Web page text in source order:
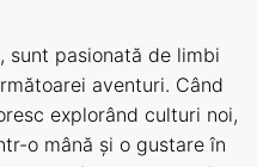
sunt pasionată de limbi
aventuri. Când
explorând culturi noi,
o mână și o gustare în